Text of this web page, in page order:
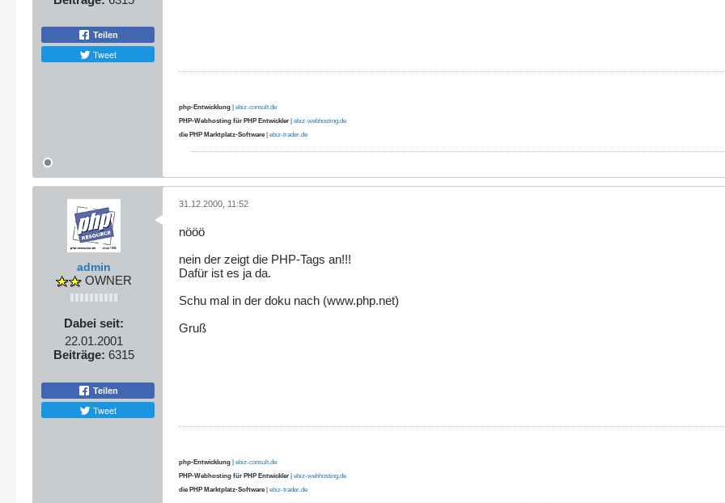
Teilen
Tweet
php-Entwicklung | ebiz-consult.de
PHP-Webhosting für PHP Entwickler | ebiz-webhosting.de
die PHP Marktplatz-Software | ebiz-trader.de
admin
OWNER
Dabei seit:
22.01.2001
Beiträge: 6315
Teilen
Tweet
31.12.2000, 11:52
nööö
nein der zeigt die PHP-Tags an!!!
Dafür ist es ja da.
Schu mal in der doku nach (www.php.net)
Gruß
php-Entwicklung
ebiz-consult.de
PHP-Webhosting für PHP Entwickler
ebiz-webhosting.de
die PHP Marktplatz-Software
ebiz-trader.de